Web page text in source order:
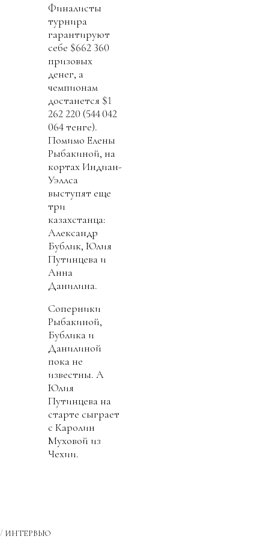
Финалисты
турнира
гарантируют
себе $662 360
призовых
денег, а
чемпионам
достанется $1
262 220 (544 042
064 тенге).
Помимо Елены
Рыбакиной, на
кортах Индиан-
Уэллса
выступят еще
три
казахстанца:
Александр
Бублик, Юлия
Путинцева и
Анна
Данилина.
Соперники
Рыбакиной,
Бублика и
Данилиной
пока не
известны. А
Юлия
Путинцева на
старте сыграет
с Каролин
Муховой из
Чехии.
ИНТЕРВЬЮ